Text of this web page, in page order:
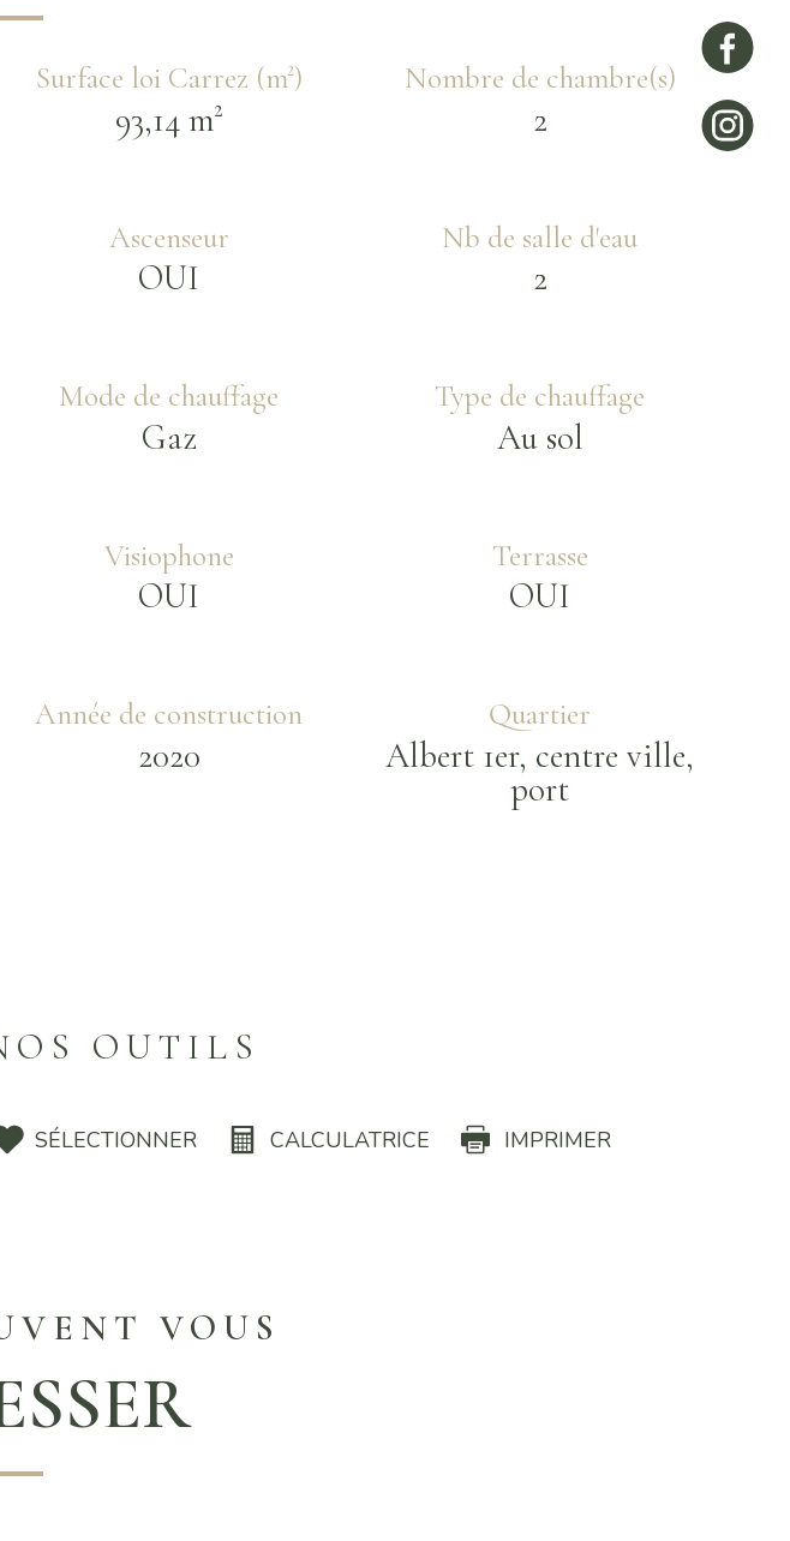
Surface loi Carrez (m²)
93,14 m²
Nombre de chambre(s)
2
Ascenseur
OUI
Nb de salle d'eau
2
Mode de chauffage
Gaz
Type de chauffage
Au sol
Visiophone
OUI
Terrasse
OUI
Année de construction
2020
Quartier
Albert 1er, centre ville,
port
OUTILS
SÉLECTIONNER CALCULATRICE IMPRIMER
VOUS